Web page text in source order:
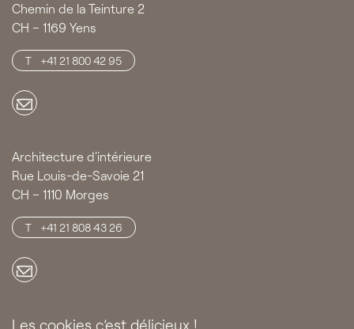
Les cookies c’est délicieux !
Chemin de la Teinture 2
CH – 1169 Yens
+41 21 800 42 95
Architecture d'intérieure
Rue Louis-de-Savoie 21
CH – 1110 Morges
+41 21 808 43 26